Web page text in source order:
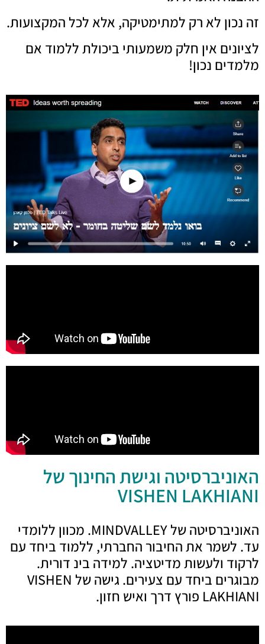
זה נכון לא רק למתימטיקה, אלא לכל המקצועות.
לציונים אין חלק משמעותי ביכולת ללמוד אם
מלמדים נכון!
האוניברסיטה וגישת החינוך של
VISHEN LAKHIANI
האוניברסיטה של MINDVALLEY. מכוון ללומדי
עד. לשמר את החיבור החברתי, ללמוד ביחד עם
לרקוד ולעשות מדיטציה. למידה בינ דורית.
מבוגרים ביחד עם צעירים. גישה של VISHEN
LAKHIANI פורץ דרך ואיש חזון.